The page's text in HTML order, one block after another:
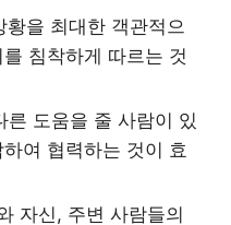
황을 최대한 객관적으
침착하게 따르는 것
른 도움을 줄 사람이 있
여 협력하는 것이 효
자신, 주변 사람들의